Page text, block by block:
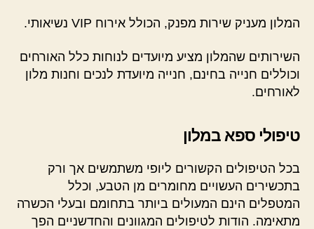
המלון מעניק שירות מפנק, הכולל אירוח VIP נשיאותי.
השירותים שהמלון מציע מיועדים לנוחות כלל האורחים
וכוללים חנייה בחינם, חנייה מיועדת לנכים וחנות מלון
לאורחים.
טיפולי ספא במלון
בכל הטיפולים הקשורים ליופי משתמשים אך ורק
בתכשירים העשויים מחומרים מן הטבע, וכלל
המטפלים הינם המעולים ביותר בתחומם ובעלי הכשרה
מתאימה. הודות לטיפולים המגוונים והחדשניים הפך